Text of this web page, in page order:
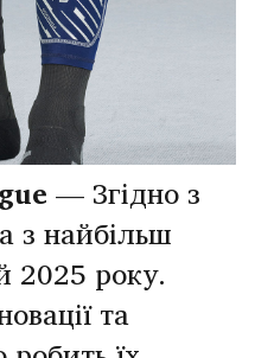
— Згідно з
з найбільш
2025 року.
та